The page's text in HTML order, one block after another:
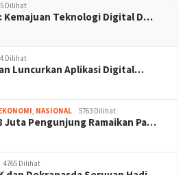
Dilihat
Kemajuan Teknologi Digital D…
Dilihat
Luncurkan Aplikasi Digital…
, NASIONAL 5763 Dilihat
Juta Pengunjung Ramaikan Pa…
4765 Dilihat